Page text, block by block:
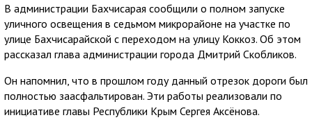
В администрации Бахчисарая сообщили о полном запуске
уличного освещения в седьмом микрорайоне на участке по
улице Бахчисарайской с переходом на улицу Коккоз. Об этом
рассказал глава администрации города Дмитрий Скобликов.
Он напомнил, что в прошлом году данный отрезок дороги был
полностью заасфальтирован. Эти работы реализовали по
инициативе главы Республики Крым Сергея Аксёнова.